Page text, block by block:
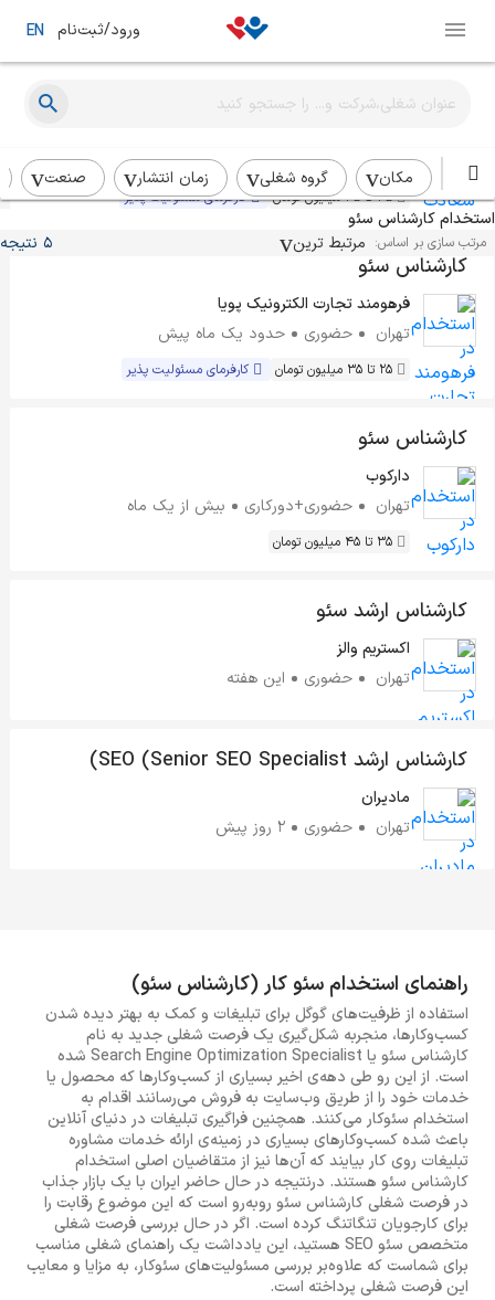
ورود/ثبت‌نام EN
مکان گروه شغلی زمان انتشار
صنعت
استخدام کارشناس سئو
مرتب سازی بر اساس: مرتبط ترین 5 نتیجه
کارشناس سئو
تهران
حضوری+دورکاری این هفته
35 تا 45 میلیون تومان کارفرمای مسئولیت پذیر
کارشناس سئو
فرهومند تجارت الکترونیک پویا
تهران
حضوری حدود یک ماه پیش
25 تا 35 میلیون تومان کارفرمای مسئولیت پذیر
کارشناس سئو
دارکوب
تهران
حضوری+دورکاری بیش از یک ماه
35 تا 45 میلیون تومان
کارشناس ارشد سئو
اکستریم والز
تهران
حضوری این هفته
کارشناس ارشد SEO (Senior SEO Specialist)
مادیران
تهران
حضوری 2 روز پیش
راهنمای استخدام سئو کار (کارشناس سئو)
استفاده از ظرفیت‌های گوگل برای تبلیغات و کمک به بهتر دیده شدن
کسب‌وکارها، منجربه شکل‌گیری یک فرصت شغلی جدید به نام
کارشناس سئو یا Search Engine Optimization Specialist شده
است. از این رو طی دهه‌ی اخیر بسیاری از کسب‌وکارها که محصول یا
خدمات خود را از طریق وب‌سایت به فروش می‌رسانند اقدام به
استخدام سئوکار می‌کنند. همچنین فراگیری تبلیغات در دنیای آنلاین
باعث شده کسب‌وکارهای بسیاری در زمینه‌ی ارائه خدمات مشاوره
تبلیغات روی کار بیایند که آن‌ها نیز از متقاضیان اصلی استخدام
کارشناس سئو هستند. درنتیجه در حال حاضر ایران با یک بازار جذاب
در فرصت شغلی کارشناس سئو روبه‌رو است که این موضوع رقابت را
برای کارجویان تنگاتنگ کرده است. اگر در حال بررسی فرصت شغلی
متخصص سئو SEO هستید، این یادداشت یک راهنمای شغلی مناسب
برای شماست که علاوه‌بر بررسی مسئولیت‌های سئوکار، به مزایا و معایب
این فرصت شغلی پرداخته است.